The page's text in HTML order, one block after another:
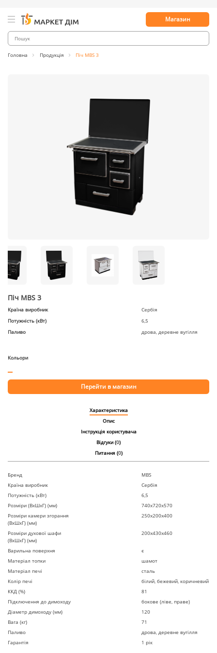
Магазин
Головна Продукція Піч MBS 3
Піч MBS 3
Країна виробник
Сербія
Потужність (кВт)
6,5
Паливо
дрова, деревне вугілля
Кольори
Перейти в магазин
Характеристика
Опис
Інструкція користувача
Відгуки (0)
Питання (0)
Бренд
MBS
Країна виробник
Сербія
Потужність (кВт)
6,5
Розміри (ВхШхГ) (мм)
740х720х570
Розміри камери згорання
(ВхШхГ) (мм)
250х200х400
Розміри духової шафи
(ВхШхГ) (мм)
200х430х460
Варильна поверхня
є
Матеріал топки
шамот
Матеріал печі
сталь
Колір печі
білий, бежевий, коричневий
ККД (%)
81
Підключення до димоходу
бокове (ліве, праве)
Діаметр димоходу (мм)
120
Вага (кг)
71
Паливо
дрова, деревне вугілля
Гарантія
1 рік